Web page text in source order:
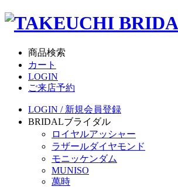
商品検索
カート
LOGIN
ご来店予約
LOGIN / 新規会員登録
BRIDALブライダル
ロイヤルアッシャー
ラザールダイヤモンド
モニッケンダム
MUNISO
萬時